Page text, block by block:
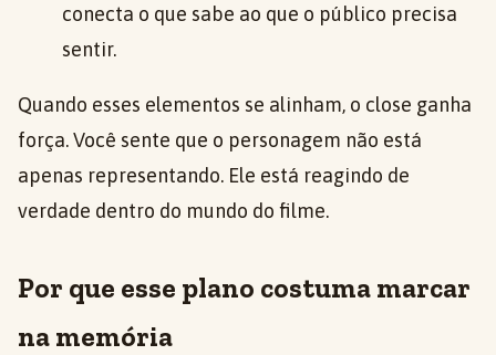
conecta o que sabe ao que o público precisa
sentir.
Quando esses elementos se alinham, o close ganha
força. Você sente que o personagem não está
apenas representando. Ele está reagindo de
verdade dentro do mundo do filme.
Por que esse plano costuma marcar
na memória